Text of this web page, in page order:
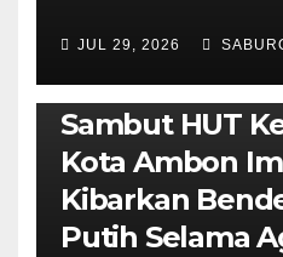
JUL 29, 2026
AMBON METRO POLITIK &
Sambut HUT
Kota Ambon
Kibarkan
Putih Selama